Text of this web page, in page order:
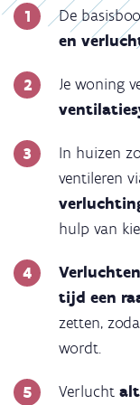
De
en
Je woning
In huizen
ventileren
hulp van
Verluchten
tijd een
zetten,
wordt.
Verlucht